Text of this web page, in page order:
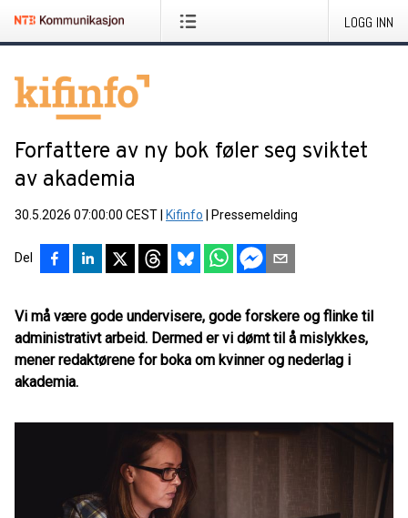
LOGG INN
Forfattere av ny bok føler seg sviktet
av akademia
30.5.2026 07:00:00 CEST Kifinfo Pressemelding
Del
Vi må være gode undervisere, gode forskere og flinke til
administrativt arbeid. Dermed er vi dømt til å mislykkes,
mener redaktørene for boka om kvinner og nederlag i
akademia.